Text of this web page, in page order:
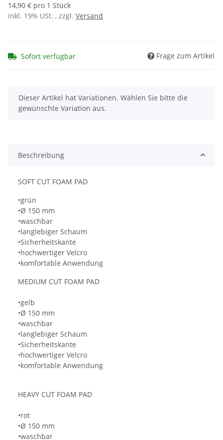
14,90 € pro 1 Stück
inkl. 19% USt. , zzgl. Versand
Sofort verfügbar Frage zum Artikel
x
Dieser Artikel hat Variationen. Wählen Sie bitte die
gewünschte Variation aus.
Beschreibung
SOFT CUT FOAM PAD
•grün
•Ø 150 mm
•waschbar
•langlebiger Schaum
•Sicherheitskante
•hochwertiger Velcro
•komfortable Anwendung
MEDIUM CUT FOAM PAD
•gelb
•Ø 150 mm
•waschbar
•langlebiger Schaum
•Sicherheitskante
•hochwertiger Velcro
•komfortable Anwendung
HEAVY CUT FOAM PAD
•rot
•Ø 150 mm
•waschbar